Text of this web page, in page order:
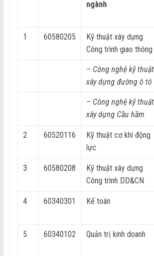
ngành
1 60580205
Kỹ thuật xây dựng
Công trình giao thông
– Công nghệ kỹ thuật
xây dựng đường ô tô
– Công nghệ kỹ thuật
xây dựng Cầu hầm
2 60520116
Kỹ thuật cơ khí động
lực
3 60580208
Kỹ thuật xây dựng
Công trình DD&CN
4 60340301 Kế toán
5 60340102 Quản trị kinh doanh